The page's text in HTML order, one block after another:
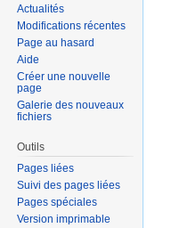
Actualités
Modifications récentes
Page au hasard
Aide
Créer une nouvelle
page
Galerie des nouveaux
fichiers
Outils
Pages liées
Suivi des pages liées
Pages spéciales
Version imprimable